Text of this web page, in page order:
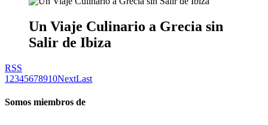
Un Viaje Culinario a Grecia sin
Salir de Ibiza
RSS
1 2345678910NextLast
Somos miembros de